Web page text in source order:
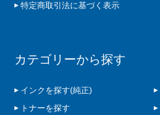
特定商取引法に基づく表示
カテゴリーから探す
インクを探す(純正)
トナーを探す